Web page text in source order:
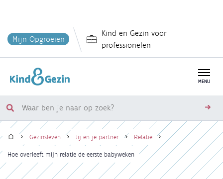
en
inhoud
Mijn Opgroeien
Kind en Gezin voor
professionelen
MENU
Waar
ben
je
op
zoek?
Kruimelpad
HomeGezinsleven Jij en je partner Relatie
Hoe overleeft mijn relatie de eerste babyweken